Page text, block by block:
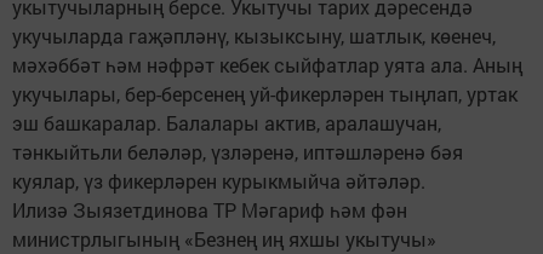
укытучыларның берсе. Укытучы тарих дәресендә
укучыларда гаҗәпләнү, кызыксыну, шатлык, көенеч,
мәхәббәт һәм нәфрәт кебек сыйфатлар уята ала. Аның
укучылары, бер-берсенең уй-фикерләрен тыңлап, уртак
эш башкаралар. Балалары актив, аралашучан,
тәнкыйтьли беләләр, үзләренә, иптәшләренә бәя
куялар, үз фикерләрен курыкмыйча әйтәләр.
Илизә Зыязетдинова ТР Мәгариф һәм фән
министрлыгының «Безнең иң яхшы укытучы»